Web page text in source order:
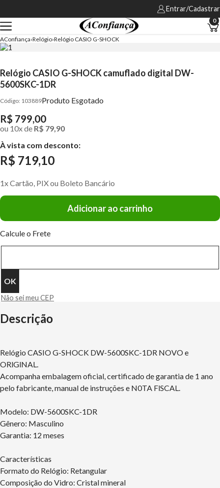
Entrar/Cadastrar
0
AConfiança Relógio Relógio CASIO G-SHOCK
Relógio CASIO G-SHOCK camuflado digital DW-
5600SKC-1DR
103889Produto Esgotado
R$ 799,00
ou 10xde R$ 79,90
À vista com desconto:
R$ 719,10
1x Cartão, PIX ou Boleto Bancário
Adicionar ao carrinho
Calcule o Frete
Não sei meu CEP
Descrição
Relógio CASIO G-SHOCK DW-5600SKC-1DR NOVO e
ORlGlNAL.
Acompanha embalagem oficial, certificado de garantia de 1 ano
pelo fabricante, manual de instruções e N0TA FlSCAL.
Modelo: DW-5600SKC-1DR
Gênero: Masculino
Garantia: 12 meses
Características
Formato do Relógio: Retangular
Composição do Vidro: Cristal mineral